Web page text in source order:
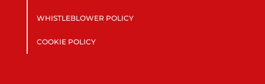
WHISTLEBLOWER POLICY
COOKIE POLICY